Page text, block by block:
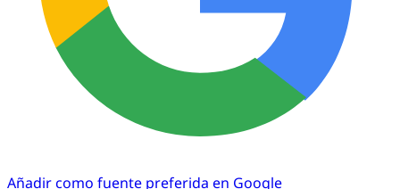
Añadir como fuente preferida en Google